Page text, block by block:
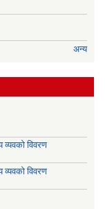
अन्य
विवरण
विवरण